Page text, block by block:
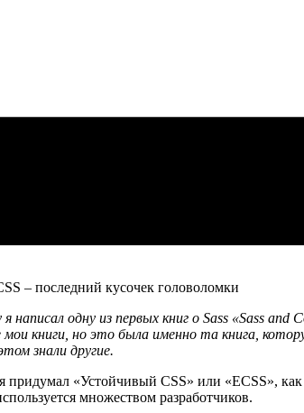
я написал одну из первых книг о Sass «Sass
мои книги, но это была именно та книга,
знали другие.
придумал «Устойчивый CSS» или «ECSS»,
множеством разработчиков.